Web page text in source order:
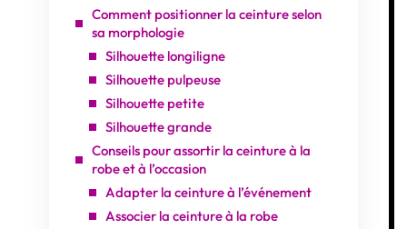
Comment positionner la ceinture selon
sa morphologie
Silhouette longiligne
Silhouette pulpeuse
Silhouette petite
Silhouette grande
Conseils pour assortir la ceinture à la
robe et à l’occasion
Adapter la ceinture à l’événement
Associer la ceinture à la robe